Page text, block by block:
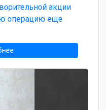
акции
операцию еще